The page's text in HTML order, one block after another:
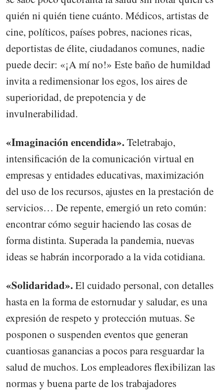
quién ni quién tiene cuánto. Médicos, artistas de
cine, políticos, países pobres, naciones ricas,
deportistas de élite, ciudadanos comunes, nadie
puede decir: «¡A mí no!» Este baño de humildad
invita a redimensionar los egos, los aires de
superioridad, de prepotencia y de
invulnerabilidad.
«Imaginación encendida».Teletrabajo,
intensificación de la comunicación virtual en
empresas y entidades educativas, maximización
del uso de los recursos, ajustes en la prestación de
servicios… De repente, emergió un reto común:
encontrar cómo seguir haciendo las cosas de
forma distinta. Superada la pandemia, nuevas
ideas se habrán incorporado a la vida cotidiana.
«Solidaridad».El cuidado personal, con detalles
hasta en la forma de estornudar y saludar, es una
expresión de respeto y protección mutuas. Se
posponen o suspenden eventos que generan
cuantiosas ganancias a pocos para resguardar la
salud de muchos. Los empleadores flexibilizan las
normas y buena parte de los trabajadores